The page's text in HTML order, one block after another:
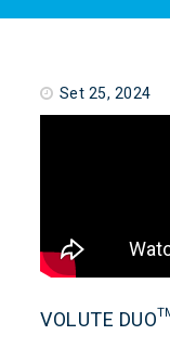
Set 25, 2024
VOLUTE